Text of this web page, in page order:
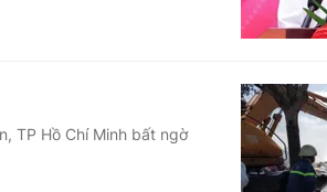
TP Hồ Chí Minh bất ngờ